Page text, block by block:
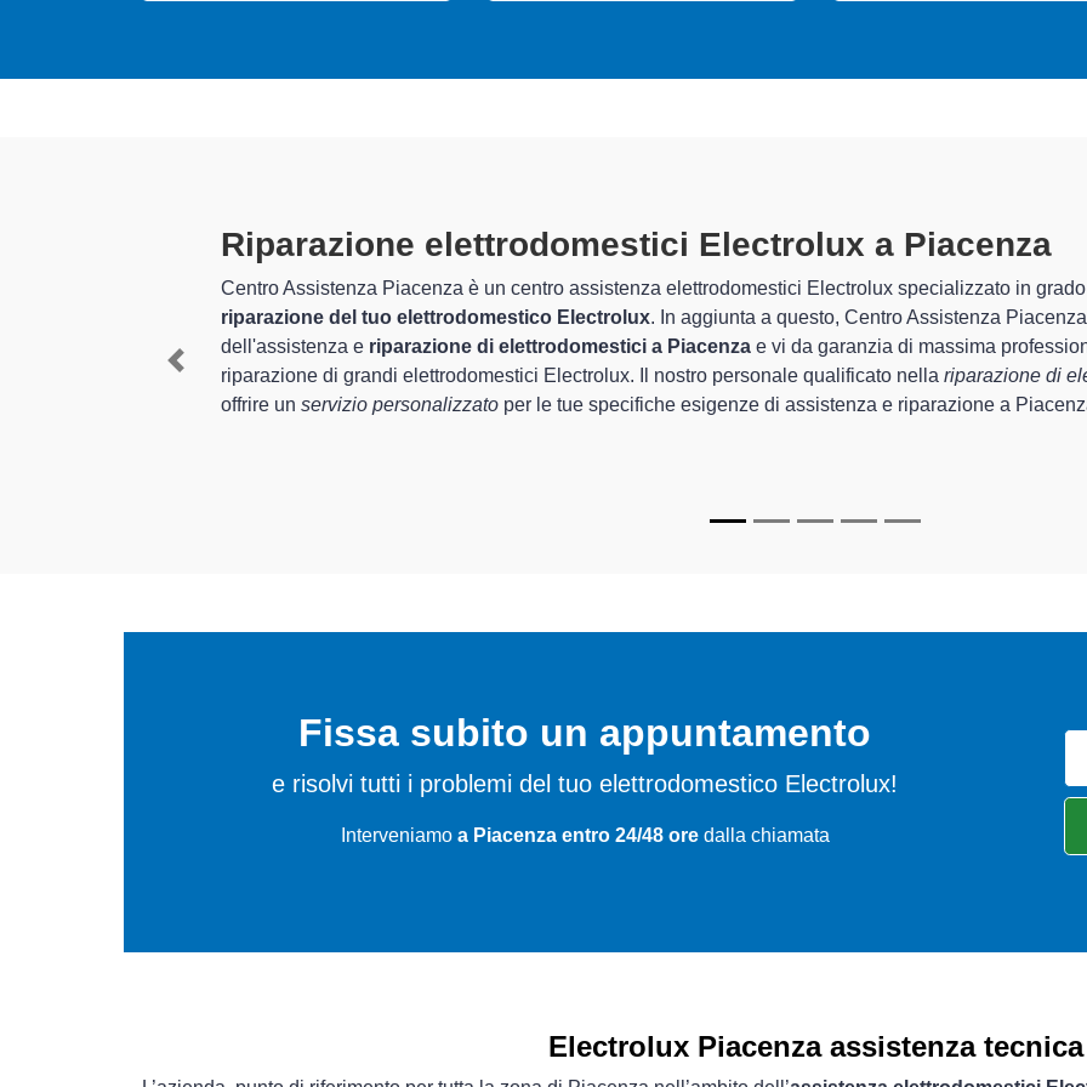
specializzato in grado di offrire un servizio completo per la
Assistenza Piacenza è da moltissimi anni nel settore
di massima professionalità ed esperienza per assistenza e
riparazione di elettrodomestici Electrolux, è in grado di
e riparazione a Piacenza.
Tecnici
preparati
I tecnici specializzati di Centro Assistenza
provincia per quel che riguarda la
del corretto funzionamento degli apparecchi.
In più, i tecnici Electrolux specializzatidi
Previous
Fissa subito un appuntamento
e risolvi tutti i problemi del tuo elettrodomestico Electrolux!
Interveniamo a Piacenza entro 24/48 oredalla chiamata
Electrolux Piacenza assistenza tecnica